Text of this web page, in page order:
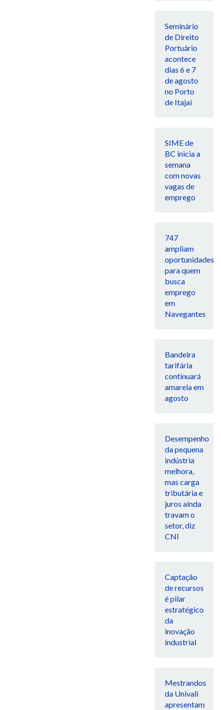
Seminário
de Direito
Portuário
acontece
dias 6 e 7
de agosto
no Porto
de Itajaí
SIME de
BC inicia a
semana
com novas
vagas de
emprego
747
ampliam
oportunidades
para quem
busca
emprego
em
Navegantes
Bandeira
tarifária
continuará
amarela em
agosto
Desempenho
da pequena
indústria
melhora,
mas carga
tributária e
juros ainda
travam o
setor, diz
CNI
Captação
de recursos
é pilar
estratégico
da
inovação
industrial
Mestrandos
da Univali
apresentam